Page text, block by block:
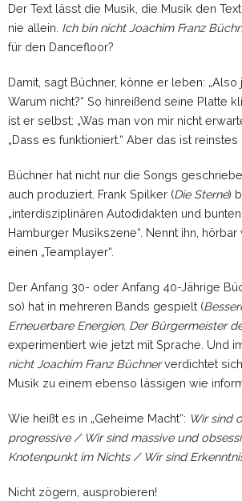
Der Text lässt die Musik, die Musik den
nie allein. Ich bin nicht Joachim Franz
für den Dancefloor?
Damit, sagt Büchner, könne er leben: „Also
Warum nicht?“ So hinreißend seine Platte
ist er selbst: „Was man von mir nicht
„Dass es funktioniert.“ Aber das ist
Büchner hat nicht nur die Songs
auch produziert. Frank Spilker (Die Sterne)
„interdisziplinären Autodidakten und
Hamburger Musikszene“. Nennt ihn, hörbar
einen „Teamplayer“.
Der Anfang 30- oder Anfang 40-Jährige
so) hat in mehreren Bands gespielt (
Erneuerbare Energien, Der Bürgermeister
experimentiert wie jetzt mit Sprache. Und
nicht Joachim Franz Büchnerverdichtet
Musik zu einem ebenso lässigen wie
Wie heißt es in „Geheime Macht“: Wir sind
progressive / Wir sind massive und
Knotenpunkt im Nichts / Wir sind
Nicht zögern, ausprobieren!